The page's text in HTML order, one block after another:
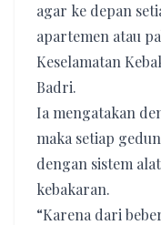
agar ke depan
apartemen atau
Keselamatan
Badri.
Ia mengatakan
maka setiap
dengan sistem
kebakaran.
“Karena dari